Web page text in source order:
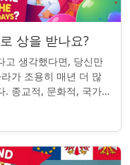
상을 받나요?
고 생각했다면, 당신만
가 조용히 매년 더 많
. 종교적, 문화적, 국가